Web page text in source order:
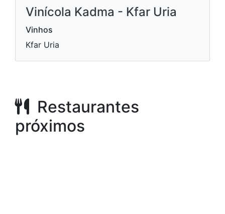
Vinícola Kadma - Kfar Uria
Vinhos
Kfar Uria
Restaurantes
próximos